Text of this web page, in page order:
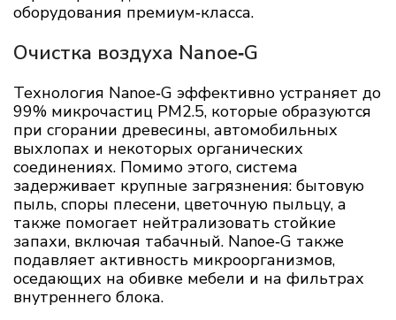
оборудования премиум‑класса.
Очистка воздуха Nanoe‑G
Технология Nanoe‑G эффективно устраняет до
99% микрочастиц PM2.5, которые образуются
при сгорании древесины, автомобильных
выхлопах и некоторых органических
соединениях. Помимо этого, система
задерживает крупные загрязнения: бытовую
пыль, споры плесени, цветочную пыльцу, а
также помогает нейтрализовать стойкие
запахи, включая табачный. Nanoe‑G также
подавляет активность микроорганизмов,
оседающих на обивке мебели и на фильтрах
внутреннего блока.